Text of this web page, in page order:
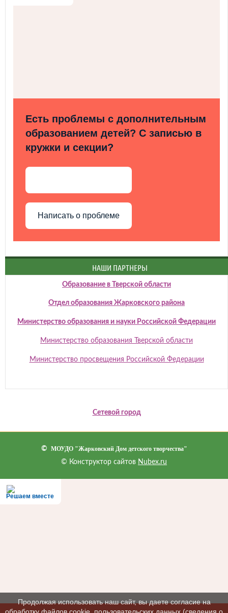
Есть проблемы с дополнительным
образованием детей? С записью в
кружки и секции?
Написать о проблеме
НАШИ ПАРТНЕРЫ
Образование в Тверской области
Отдел образования Жарковского района
Министерство образования и науки Российской Федерации
Министерство образования Тверской области
Министерство просвещения Российской Федерации
Сетевой город
© МОУДО "Жарковский Дом детского творчества"
© Конструктор сайтов Nubex.ru
Решаем вместе
Продолжая использовать наш сайт, вы даете согласие на